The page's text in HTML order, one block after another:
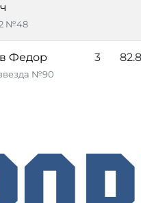
№48
Федор
№90
3